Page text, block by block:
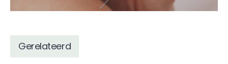
Gerelateerd